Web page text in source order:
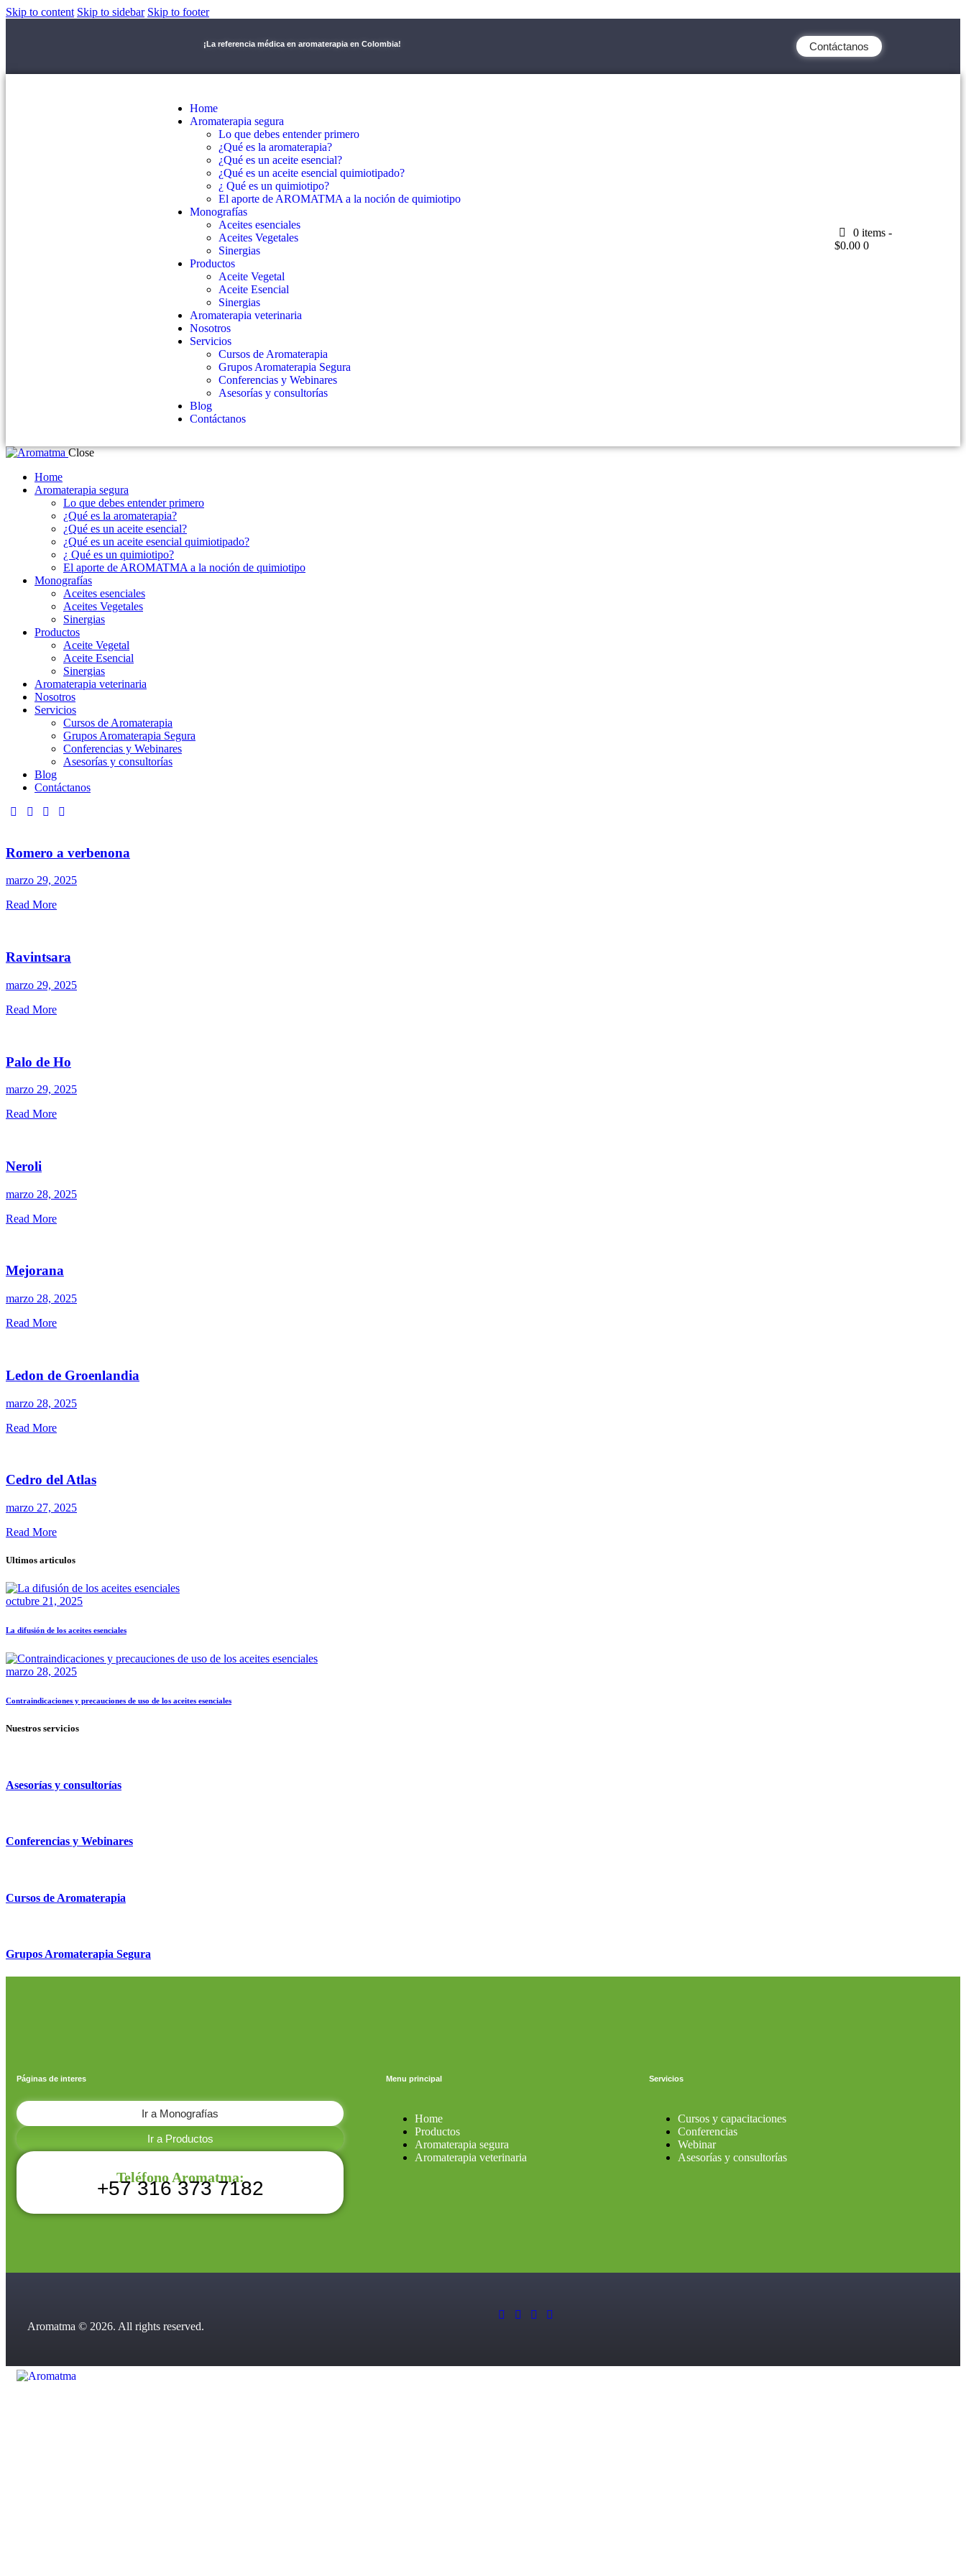
Skip to content Skip to sidebar Skip to footer
¡La referencia médica en aromaterapia en Colombia! Contáctanos
Home
Aromaterapia segura
Lo que debes entender primero
¿Qué es la aromaterapia?
¿Qué es un aceite esencial?
¿Qué es un aceite esencial quimiotipado?
¿ Qué es un quimiotipo?
El aporte de AROMATMA a la noción de quimiotipo
Monografías
Aceites esenciales
Aceites Vegetales
Sinergias
Productos
Aceite Vegetal
Aceite Esencial
Sinergias
Aromaterapia veterinaria
Nosotros
Servicios
Cursos de Aromaterapia
Grupos Aromaterapia Segura
Conferencias y Webinares
Asesorías y consultorías
Blog
Contáctanos
0 items-
$0.00 0
Close
Home
Aromaterapia segura
Lo que debes entender primero
¿Qué es la aromaterapia?
¿Qué es un aceite esencial?
¿Qué es un aceite esencial quimiotipado?
¿ Qué es un quimiotipo?
El aporte de AROMATMA a la noción de quimiotipo
Monografías
Aceites esenciales
Aceites Vegetales
Sinergias
Productos
Aceite Vegetal
Aceite Esencial
Sinergias
Aromaterapia veterinaria
Nosotros
Servicios
Cursos de Aromaterapia
Grupos Aromaterapia Segura
Conferencias y Webinares
Asesorías y consultorías
Blog
Contáctanos
Romero a verbenona
marzo 29, 2025
Read More
Ravintsara
marzo 29, 2025
Read More
Palo de Ho
marzo 29, 2025
Read More
Neroli
marzo 28, 2025
Read More
Mejorana
marzo 28, 2025
Read More
Ledon de Groenlandia
marzo 28, 2025
Read More
Cedro del Atlas
marzo 27, 2025
Read More
Ultimos articulos
octubre 21, 2025
La difusión de los aceites esenciales
marzo 28, 2025
Contraindicaciones y precauciones de uso de los aceites esenciales
Nuestros servicios
Asesorías y consultorías
Conferencias y Webinares
Cursos de Aromaterapia
Grupos Aromaterapia Segura
Páginas de interes
Ir a Monografías
Ir a Productos
Teléfono Aromatma:
+57 316 373 7182
Menu principal
Home
Productos
Aromaterapia segura
Aromaterapia veterinaria
Servicios
Cursos y capacitaciones
Conferencias
Webinar
Asesorías y consultorías
Aromatma © 2026. All rights reserved.